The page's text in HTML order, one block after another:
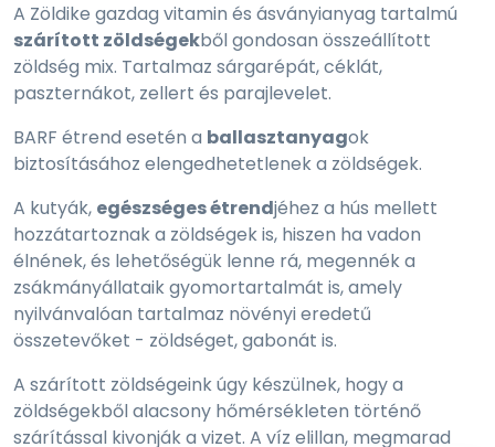
A Zöldike gazdag vitamin és ásványianyag tartalmú
szárított zöldségekből gondosan összeállított
zöldség mix. Tartalmaz sárgarépát, céklát,
paszternákot, zellert és parajlevelet.
BARF étrend esetén a ballasztanyagok
biztosításához elengedhetetlenek a zöldségek.
A kutyák, egészséges étrendjéhez a hús mellett
hozzátartoznak a zöldségek is, hiszen ha vadon
élnének, és lehetőségük lenne rá, megennék a
zsákmányállataik gyomortartalmát is, amely
nyilvánvalóan tartalmaz növényi eredetű
összetevőket - zöldséget, gabonát is.
A szárított zöldségeink úgy készülnek, hogy a
zöldségekből alacsony hőmérsékleten történő
szárítással kivonják a vizet. A víz elillan, megmarad